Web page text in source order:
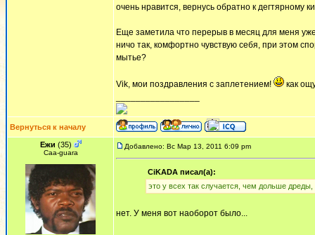
очень нравится, вернусь обратно к дегтярному
Еще заметила что перерыв в месяц для меня
ничо так, комфортно чувствую себя, при этом
мытье?
Vik, мои поздравления с заплетением!
как
Вернуться к началу
Ежи (35)
Сaa-guara
Добавлено: Вс Мар 13, 2011 6:09 pm
CiKADA писал(а):
это у всех так случается, чем дольше
нет. У меня вот наоборот было...